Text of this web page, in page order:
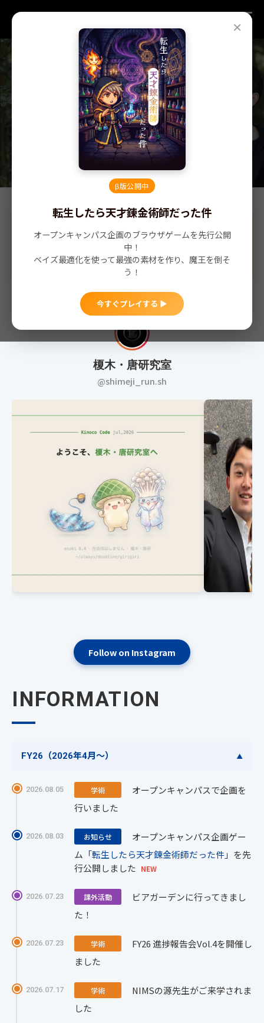
×
β版公開中
転生したら天才錬金術師だった件
オープンキャンパス企画のブラウザゲームを先行公開
中！
ベイズ最適化を使って最強の素材を作り、魔王を倒そ
う！
今すぐプレイする ▶
島根大学 材料エネルギー学部
β版公開中
オープンキャンパス企画「転生したら天才錬金術
師だった件」
今すぐプレイする ▶
榎木・唐研究室
@shimeji_run.sh
Follow on Instagram
INFORMATION
FY26（2026年4月〜）
2026.08.05 学術
オープンキャンパスで企画を
行いました
2026.08.03 お知らせ
オープンキャンパス企画ゲー
ム 「転生したら天才錬金術師だった件」 を先
行公開しました NEW
2026.07.23 課外活動
ビアガーデンに行ってきまし
た！
2026.07.23 学術
FY26 進捗報告会Vol.4を開催し
ました
2026.07.17 学術
NIMSの源先生がご来学されま
した